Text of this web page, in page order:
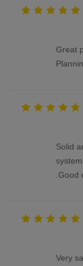
Great
Solid
Good
Very